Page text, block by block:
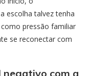
escolha talvez tenha
pressão familiar
se reconectar com
negativo com a